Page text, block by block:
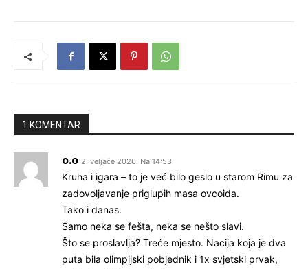
1 KOMENTAR
o.o 2. veljače 2026. Na 14:53
Kruha i igara – to je već bilo geslo u starom Rimu za
zadovoljavanje priglupih masa ovcoida.
Tako i danas.
Samo neka se fešta, neka se nešto slavi.
Što se proslavlja? Treće mjesto. Nacija koja je dva
puta bila olimpijski pobjednik i 1x svjetski prvak,